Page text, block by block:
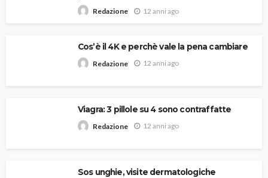
Redazione 12 anni ago
Cos’è il 4K e perchè vale la pena cambiare
Redazione 12 anni ago
Viagra: 3 pillole su 4 sono contraffatte
Redazione 12 anni ago
Sos unghie, visite dermatologiche